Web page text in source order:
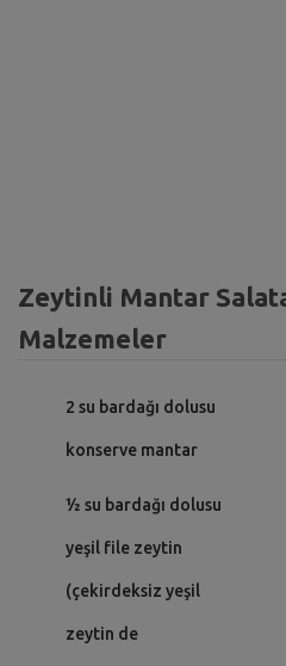
Zeytinli Mantar
Malzemeler
2 su bardağı dolusu
konserve mantar
½ su bardağı dolusu
yeşil file zeytin
(çekirdeksiz yeşil
zeytin de